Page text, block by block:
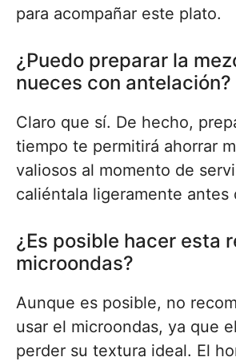
para acompañar este plato.
¿Puedo preparar la
nueces con antelación?
Claro que sí. De hecho,
tiempo te permitirá ahorrar
valiosos al momento de
caliéntala ligeramente antes
¿Es posible hacer esta
microondas?
Aunque es posible, no
usar el microondas, ya que
perder su textura ideal. El